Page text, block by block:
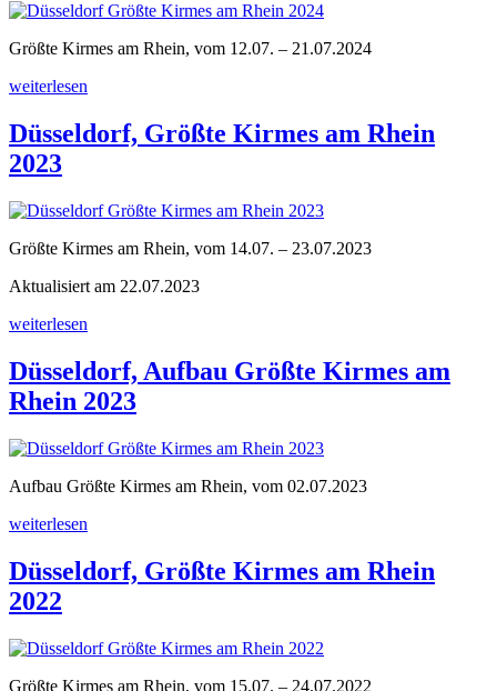
Größte Kirmes am Rhein, vom 12.07. – 21.07.2024
„Düsseldorf,
Kirmes
am
Rhein
weiterlesen
Düsseldorf, Größte Kirmes am Rhein
2023
Größte Kirmes am Rhein, vom 14.07. – 23.07.2023
Aktualisiert am 22.07.2023
„Düsseldorf,
Kirmes
am
Rhein
weiterlesen
Düsseldorf, Aufbau Größte Kirmes am
Rhein 2023
Aufbau Größte Kirmes am Rhein, vom 02.07.2023
„Düsseldorf,
Größte
Kirmes
am
2023“
weiterlesen
Düsseldorf, Größte Kirmes am Rhein
2022
Größte Kirmes am Rhein, vom 15.07. – 24.07.2022